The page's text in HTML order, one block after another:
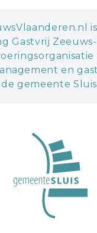
Gastvrij
en
de gemeente